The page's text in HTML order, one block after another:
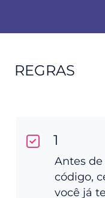
REGRAS
1
Antes
código,
você já